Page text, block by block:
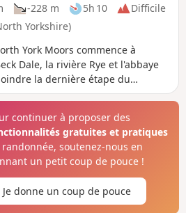
-228 m 5h 10
Difficile
Yorkshire)
York Moors commence à
Dale, la rivière Rye et l'abbaye
la dernière étape du
Rievaulx à Helmsley.
continuer à proposer des
gratuites et pratiques
soutenez-nous en
un petit coup de pouce !
Je donne un coup de pouce